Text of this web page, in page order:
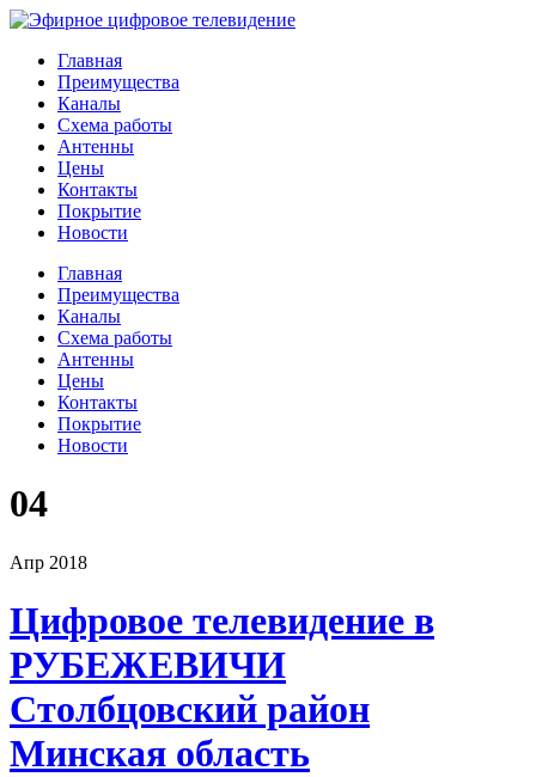
Главная
Преимущества
Каналы
Схема работы
Антенны
Цены
Контакты
Покрытие
Новости
Главная
Преимущества
Каналы
Схема работы
Антенны
Цены
Контакты
Покрытие
Новости
04
Апр 2018
Цифровое телевидение в
РУБЕЖЕВИЧИ
Столбцовский район
Минская область